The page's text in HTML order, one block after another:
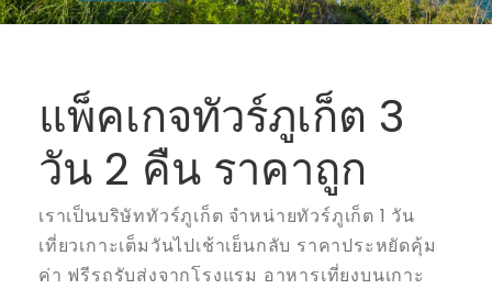
แพ็คเกจทัวร์ภูเก็ต 3
วัน 2 คืน ราคาถูก
เราเป็นบริษัททัวร์ภูเก็ต จำหน่ายทัวร์ภูเก็ต 1 วัน
เที่ยวเกาะเต็มวันไปเช้าเย็นกลับ ราคาประหยัดคุ้ม
ค่า ฟรีรถรับส่งจากโรงแรม อาหารเที่ยงบนเกาะ